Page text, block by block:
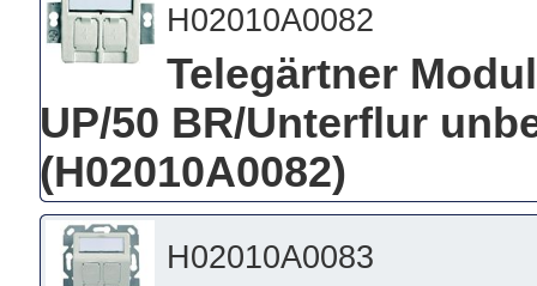
H02010A0082
Telegärtner
UP/50 BR/Unterflur
(H02010A0082)
H02010A0083